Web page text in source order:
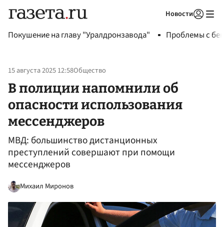
Новости
Покушение на главу "Уралдронзавода" Проблемы с
15 августа 2025 12:58Общество
В полиции напомнили об
опасности использования
мессенджеров
МВД: большинство дистанционных
преступлений совершают при помощи
мессенджеров
Михаил Миронов